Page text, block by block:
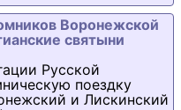
Воронежской
святыни
Русской
поездку
и Лискинский